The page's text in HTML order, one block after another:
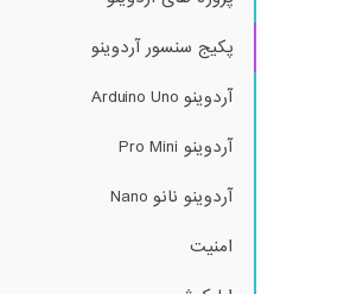
پکیج سنسور آردوینو
آردوینو Arduino Uno
آردوینو Pro Mini
آردوینو نانو Nano
امنیت